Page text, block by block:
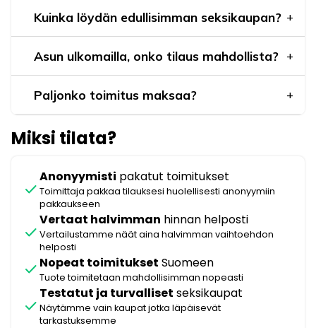
Kuinka löydän edullisimman seksikaupan?
Asun ulkomailla, onko tilaus mahdollista?
Paljonko toimitus maksaa?
Miksi tilata?
check
Anonyymisti pakatut toimitukset
Toimittaja pakkaa tilauksesi huolellisesti anonyymiin
pakkaukseen
check
Vertaat halvimman hinnan helposti
Vertailustamme näät aina halvimman vaihtoehdon
helposti
check Nopeat toimitukset Suomeen
Tuote toimitetaan mahdollisimman nopeasti
check
Testatut ja turvalliset seksikaupat
Näytämme vain kaupat jotka läpäisevät
tarkastuksemme